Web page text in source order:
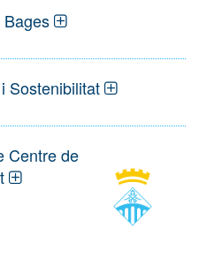
Sostenibilitat
Centre de